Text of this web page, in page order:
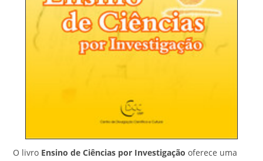
O livro Ensino de Ciências por Investigação oferece uma